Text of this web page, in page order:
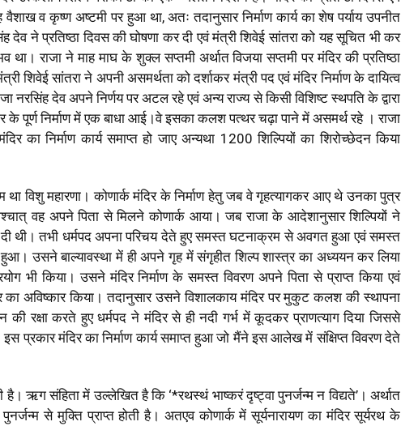
वैशाख व कृष्ण अष्टमी पर हुआ था, अतः तदानुसार निर्माण कार्य का शेष पर्याय उपनीत
देव ने प्रतिष्ठा दिवस की घोषणा कर दी एवं मंत्री शिवेई सांतरा को यह सूचित भी कर
था। राजा ने माह माघ के शुक्ल सप्तमी अर्थात विजया सप्तमी पर मंदिर की प्रतिष्ठा
शिवेई सांतरा ने अपनी असमर्थता को दर्शाकर मंत्री पद एवं मंदिर निर्माण के दायित्व
नरसिंह देव अपने निर्णय पर अटल रहे एवं अन्य राज्य से किसी विशिष्ट स्थपति के द्वारा
के पूर्ण निर्माण में एक बाधा आई।वे इसका कलश पत्थर चढ़ा पाने में असमर्थ रहे । राजा
का निर्माण कार्य समाप्त हो जाए अन्यथा 1200 शिल्पियों का शिरोच्छेदन किया
था विशु महारणा। कोणार्क मंदिर के निर्माण हेतु जब वे गृहत्यागकर आए थे उनका पुत्र
वह अपने पिता से मिलने कोणार्क आया। जब राजा के आदेशानुसार शिल्पियों ने
दी थी। तभी धर्मपद अपना परिचय देते हुए समस्त घटनाक्रम से अवगत हुआ एवं समस्त
हुआ। उसने बाल्यावस्था में ही अपने गृह में संगृहीत शिल्प शास्त्र का अध्ययन कर लिया
भी किया। उसने मंदिर निर्माण के समस्त विवरण अपने पिता से प्राप्त किया एवं
अविष्कार किया। तदानुसार उसने विशालकाय मंदिर पर मुकुट कलश की स्थापना
की रक्षा करते हुए धर्मपद ने मंदिर से ही नदी गर्भ में कूदकर प्राणत्याग दिया जिससे
इस प्रकार मंदिर का निर्माण कार्य समाप्त हुआ जो मैंने इस आलेख में संक्षिप्त विवरण देते
ऋग संहिता में उल्लेखित है कि ‘*रथस्थं भाष्करं दृष्ट्वा पुनर्जन्म न विद्यते’। अर्थात
से मुक्ति प्राप्त होती है। अतएव कोणार्क में सूर्यनारायण का मंदिर सूर्यरथ के